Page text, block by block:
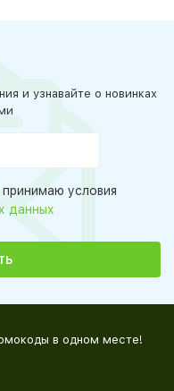
и узнавайте о новинках
условия
данных
в одном месте!